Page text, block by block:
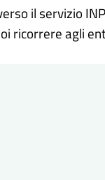
il servizio
ricorrere agli